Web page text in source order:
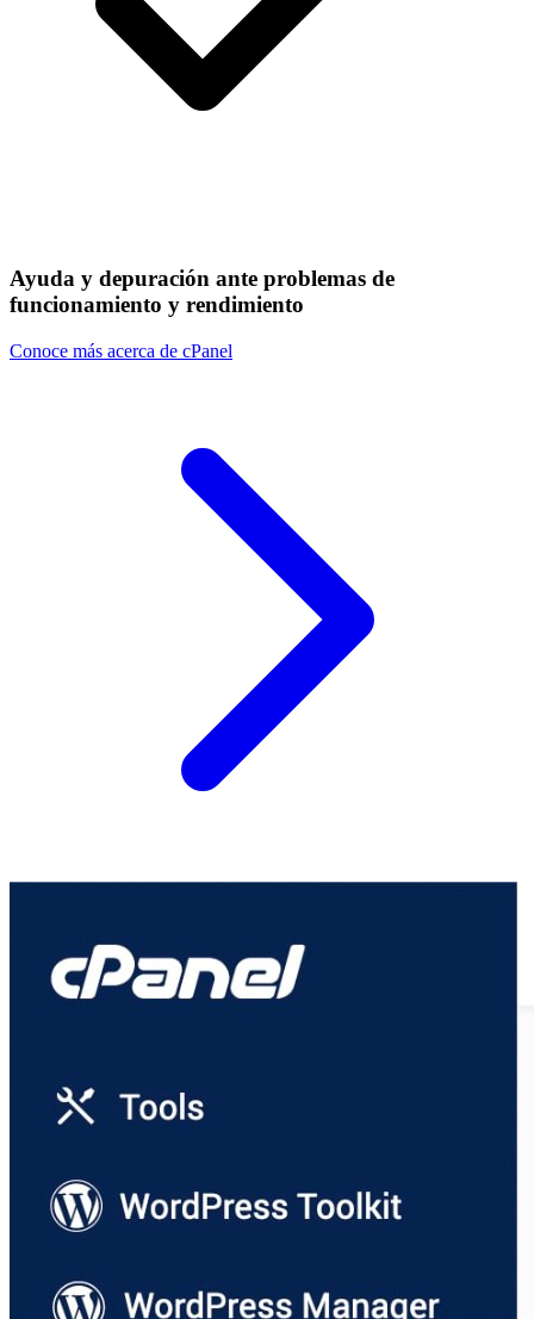
Ayuda y depuración ante problemas de
funcionamiento y rendimiento
Conoce más acerca de cPanel